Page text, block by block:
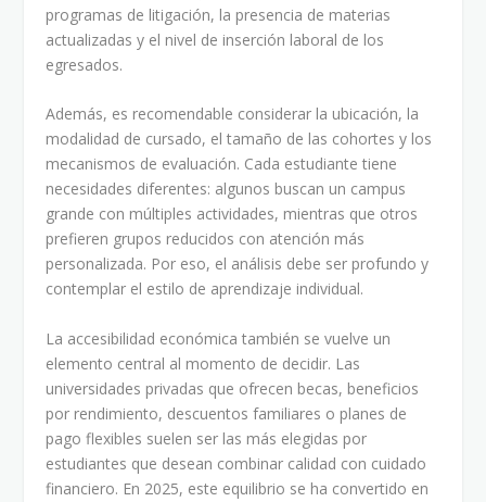
programas de litigación, la presencia de materias
actualizadas y el nivel de inserción laboral de los
egresados.
Además, es recomendable considerar la ubicación, la
modalidad de cursado, el tamaño de las cohortes y los
mecanismos de evaluación. Cada estudiante tiene
necesidades diferentes: algunos buscan un campus
grande con múltiples actividades, mientras que otros
prefieren grupos reducidos con atención más
personalizada. Por eso, el análisis debe ser profundo y
contemplar el estilo de aprendizaje individual.
La accesibilidad económica también se vuelve un
elemento central al momento de decidir. Las
universidades privadas que ofrecen becas, beneficios
por rendimiento, descuentos familiares o planes de
pago flexibles suelen ser las más elegidas por
estudiantes que desean combinar calidad con cuidado
financiero. En 2025, este equilibrio se ha convertido en